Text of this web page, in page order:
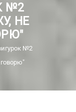
№2
НЕ
№2